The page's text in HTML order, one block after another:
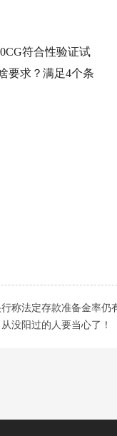
符合性验证试
要求？满足4个条
称法定存款准备金率
没阳过的人要当心了！